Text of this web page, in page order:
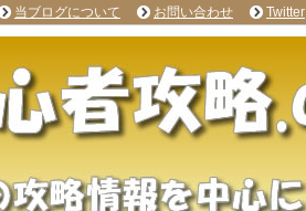
当ブログについて お問い合わせ Twitter